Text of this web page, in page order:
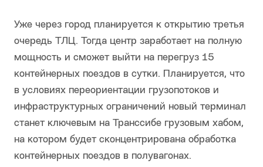
Уже через город планируется к открытию третья
очередь ТЛЦ. Тогда центр заработает на полную
мощность и сможет выйти на перегруз 15
контейнерных поездов в сутки. Планируется, что
в условиях переориентации грузопотоков и
инфраструктурных ограничений новый терминал
станет ключевым на Транссибе грузовым хабом,
на котором будет сконцентрирована обработка
контейнерных поездов в полувагонах.